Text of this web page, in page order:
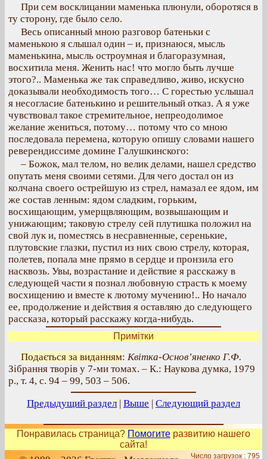
При сем восклицании маменька плюнули, оборотяся в
ту сторону, где было село.
Весь описанный мною разговор батеньки с
маменькою я слышал один – и, признаюся, мысль
маменькина, мысль остроумная и благоразумная,
восхитила меня. Женить нас! что могло быть лучше
этого?.. Маменька же так справедливо, живо, искусно
доказывали необходимость того… С горестью услышал
я несогласие батенькино и решительный отказ. А я уже
чувствовал такое стремительное, непреодолимое
желание жениться, потому… потому что со мною
последовала перемена, которую опишу словами нашего
реверендиссиме домине Галушкинского:
– Божок, мал телом, но велик делами, нашел средство
опутать меня своими сетями. Для чего достал он из
колчана своего острейшую из стрел, намазал ее ядом, им
же состав ленным: ядом сладким, горьким,
восхищающим, умерщвляющим, возвышающим и
унижающим; таковую стрелу сей плутишка положил на
свой лук и, поместясь в несравненные, серенькие,
плутовские глазки, пустил из них свою стрелу, которая,
полетев, попала мне прямо в сердце и пронзила его
насквозь. Увы, возрастание и действие я расскажу в
следующей части я познал любовную страсть к моему
восхищению и вместе к лютому мучению!.. Но начало
ее, продолжение и действия я оставляю до следующего
рассказа, который расскажу когда-нибудь.
Примітки
Подається за виданням: Квітка-Основ’яненко Г.Ф.
Зібрання творів у 7-ми томах. – К.: Наукова думка, 1979
р., т. 4, с. 94 – 99, 503 – 506.
Предыдущий раздел | Выше | Следующий раздел
Понравилась страница? Помогите развитию нашего
сайта!
Число загрузок : 795